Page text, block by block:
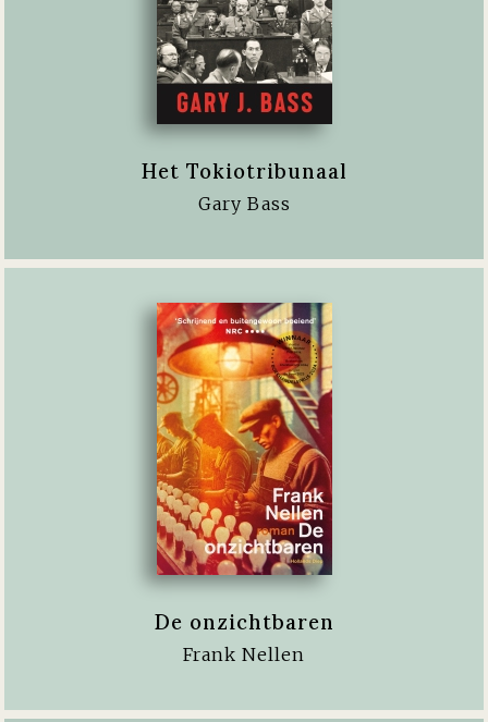
Het Tokiotribunaal
Gary Bass
De onzichtbaren
Frank Nellen